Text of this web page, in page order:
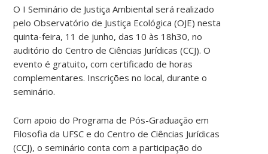
O I Seminário de Justiça Ambiental será realizado
pelo Observatório de Justiça Ecológica (OJE) nesta
quinta-feira, 11 de junho, das 10 às 18h30, no
auditório do Centro de Ciências Jurídicas (CCJ). O
evento é gratuito, com certificado de horas
complementares. Inscrições no local, durante o
seminário.
Com apoio do Programa de Pós-Graduação em
Filosofia da UFSC e do Centro de Ciências Jurídicas
(CCJ), o seminário conta com a participação do